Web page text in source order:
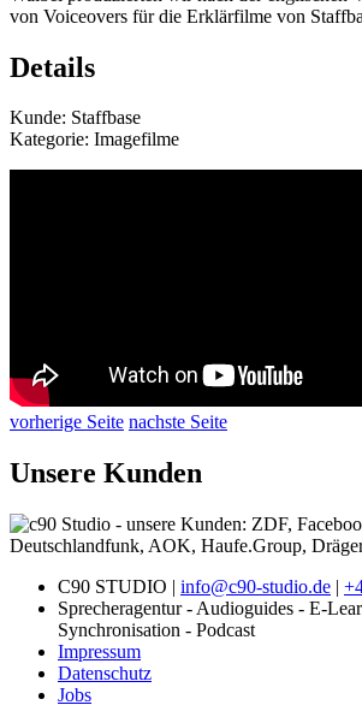
von Voiceovers für die Erklärfilme von
Details
Kunde: Staffbase
Kategorie: Imagefilme
vorherige Seite nachste Seite
Unsere Kunden
C90 STUDIO | info@c90-studio.de |
Sprecheragentur - Audioguides - E-
Synchronisation - Podcast
Impressum
Datenschutz
Jobs